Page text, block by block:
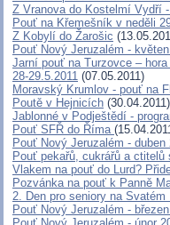
Z Vranova do Kostelmí Vydří
Pouť na Křemešník v neděli
Z Kobylí do Žarošic
Pouť Nový Jeruzalém -
Jarní pouť na Turzovce –
28-29.5.2011 (07.05.2011)
Moravský Krumlov - pouť na
Poutě v Hejnicích (30.04.2011)
Jablonné v Podještědí -
Pouť SFŘ do Říma
Pouť Nový Jeruzalém - duben
Pouť pekařů, cukrářů a ctitelů
Vlakem na pouť do Lurd?
Pozvánka na pouť k Panně
2. Den pro seniory na
Pouť Nový Jeruzalém -